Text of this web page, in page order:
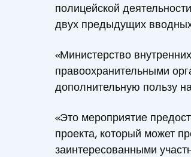
полицейской
двух предыдущих
«Министерство
правоохранительными
дополнительную пользу
«Это мероприятие
проекта, который может
заинтересованными